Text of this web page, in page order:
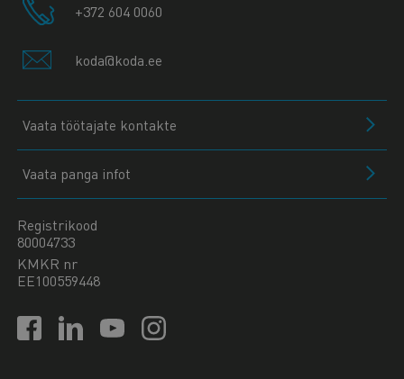
+372 604 0060
koda@koda.ee
Vaata töötajate kontakte
Vaata panga infot
Registrikood
80004733
KMKR nr
EE100559448